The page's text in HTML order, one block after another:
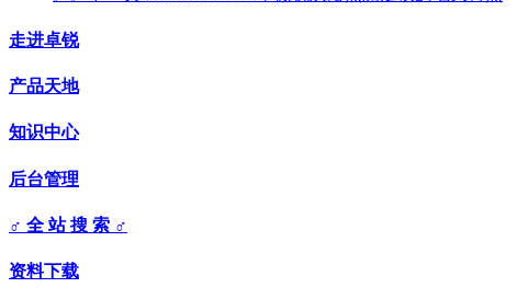
走进卓锐
产品天地
知识中心
后台管理
♂ 全 站 搜 索 ♂
资料下载